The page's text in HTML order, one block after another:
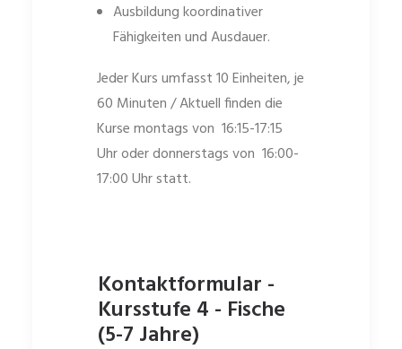
Ausbildung koordinativer
Fähigkeiten und Ausdauer.
Jeder Kurs umfasst 10 Einheiten, je
60 Minuten / Aktuell finden die
Kurse montags von 16:15-17:15
Uhr oder donnerstags von 16:00-
17:00 Uhr statt.
Kontaktformular -
Kursstufe 4 - Fische
(5-7 Jahre)